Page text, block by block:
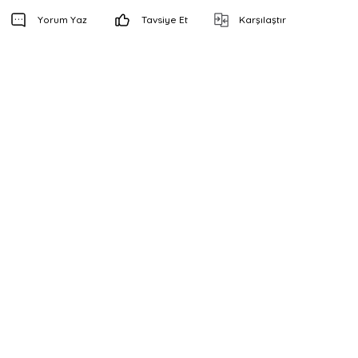
Yorum Yaz Tavsiye Et Karşılaştır